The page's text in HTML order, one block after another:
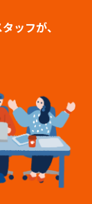
ッフが、